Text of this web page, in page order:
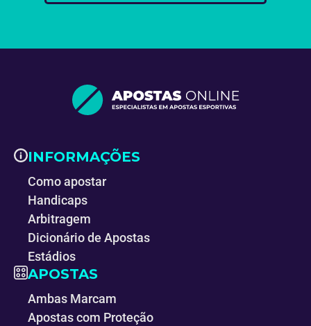
INFORMAÇÕES
Como apostar
Handicaps
Arbitragem
Dicionário de Apostas
Estádios
APOSTAS
Ambas Marcam
Apostas com Proteção